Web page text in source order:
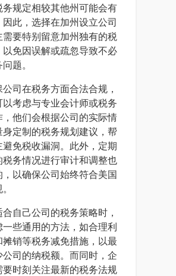
务规定相较其他州可能会有
因此，选择在加州设立公司
需要特别留意加州独有的税
以免因误解或疏忽导致不必
题。
司在税务方面合法合规，
以考虑与专业会计师或税务
，他们会根据公司的实际情
身定制的税务规划建议，帮
避免税收漏洞。此外，定期
税务情况进行审计和调整也
，以确保公司始终符合美国
自己公司的税务策略时，
一些通用的方法，如合理利
摊销等税务减免措施，以最
公司的纳税额。而同时，企
要时刻关注最新的税务法规